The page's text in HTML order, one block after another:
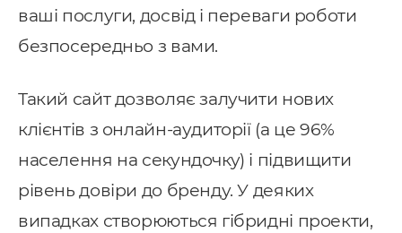
ваші послуги, досвід і переваги роботи
безпосередньо з вами.
Такий сайт дозволяє залучити нових
клієнтів з онлайн-аудиторії (а це 96%
населення на секундочку) і підвищити
рівень довіри до бренду. У деяких
випадках створюються гібридні проекти,